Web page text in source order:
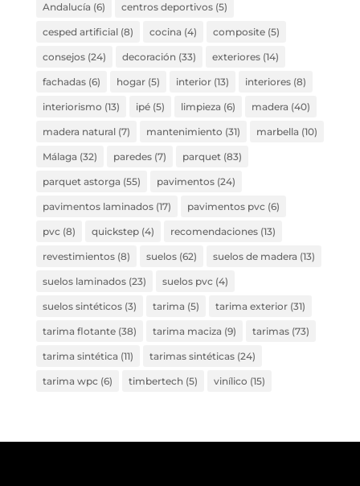
Andalucía (6) centros deportivos(5)
cesped artificial(8) cocina (4) composite(5)
consejos(24) decoración (33) exteriores(14)
fachadas(6) hogar(5) interior(13) interiores(8)
interiorismo (13) ipé(5) limpieza (6) madera (40)
madera natural(7) mantenimiento (31) marbella (10)
Málaga (32) paredes(7) parquet(83)
parquet astorga (55) pavimentos(24)
pavimentos laminados(17) pavimentos pvc (6)
pvc (8) quickstep(4) recomendaciones(13)
revestimientos(8) suelos(62) suelos de madera (13)
suelos laminados(23) suelos pvc (4)
suelos sintéticos(3) tarima (5) tarima exterior(31)
tarima flotante(38) tarima maciza (9) tarimas(73)
tarima sintética (11) tarimas sintéticas(24)
tarima wpc (6) timbertech (5) vinílico (15)